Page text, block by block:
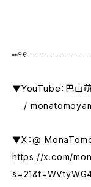
▼YouTube：巴山
/
▼X：@
https://x.com/